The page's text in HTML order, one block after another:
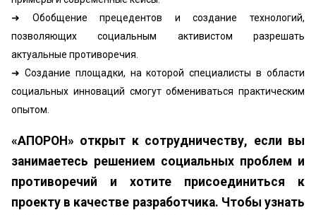
➜ Обобщение прецедентов и создание технологий,
позволяющих социальным активистом разрешать
актуальные противоречия.
➜ Создание площадки, на которой специалисты в области
социальных инноваций смогут обмениваться практическим
опытом.
«АПОРОН» открыт к сотрудничеству, если вы
занимаетесь решением социальных проблем и
противоречий и хотите присоединиться к
проекту в качестве разработчика. Чтобы узнать